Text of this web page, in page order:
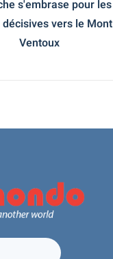
s'embrase pour les
vers le Mont
Ventoux